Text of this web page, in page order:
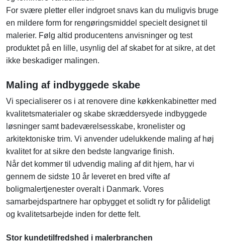
For svære pletter eller indgroet snavs kan du muligvis bruge
en mildere form for rengøringsmiddel specielt designet til
malerier. Følg altid producentens anvisninger og test
produktet på en lille, usynlig del af skabet for at sikre, at det
ikke beskadiger malingen.
Maling af indbyggede skabe
Vi specialiserer os i at renovere dine køkkenkabinetter med
kvalitetsmaterialer og skabe skræddersyede indbyggede
løsninger samt badeværelsesskabe, kronelister og
arkitektoniske trim. Vi anvender udelukkende maling af høj
kvalitet for at sikre den bedste langvarige finish.
Når det kommer til udvendig maling af dit hjem, har vi
gennem de sidste 10 år leveret en bred vifte af
boligmalertjenester overalt i Danmark. Vores
samarbejdspartnere har opbygget et solidt ry for pålideligt
og kvalitetsarbejde inden for dette felt.
Stor kundetilfredshed i malerbranchen